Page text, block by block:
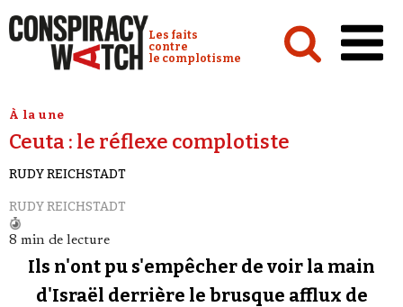
Conspiracy Watch :
Les faits
contre
le complotisme
Analyses
Conspipédia
Vidéos
Revues de presse
À la une
Ceuta : le réflexe complotiste
RUDY REICHSTADT
RUDY REICHSTADT
8 min de lecture
Ils n'ont pu s'empêcher de voir la main
d'Israël derrière le brusque afflux de